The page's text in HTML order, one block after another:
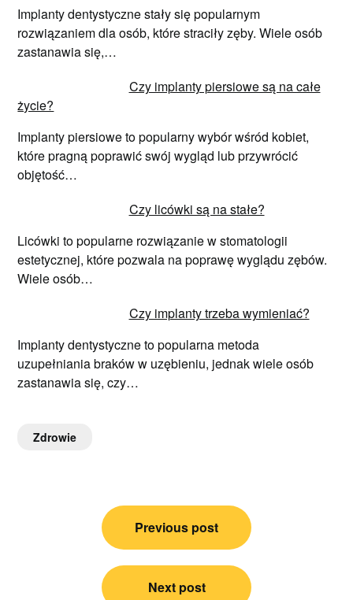
Implanty dentystyczne stały się popularnym
rozwiązaniem dla osób, które straciły zęby. Wiele osób
zastanawia się,…
Czy implanty piersiowe są na całe
życie?
Implanty piersiowe to popularny wybór wśród kobiet,
które pragną poprawić swój wygląd lub przywrócić
objętość…
Czy licówki są na stałe?
Licówki to popularne rozwiązanie w stomatologii
estetycznej, które pozwala na poprawę wyglądu zębów.
Wiele osób…
Czy implanty trzeba wymieniać?
Implanty dentystyczne to popularna metoda
uzupełniania braków w uzębieniu, jednak wiele osób
zastanawia się, czy…
Zdrowie
Nawigacja
Previous post
Next post